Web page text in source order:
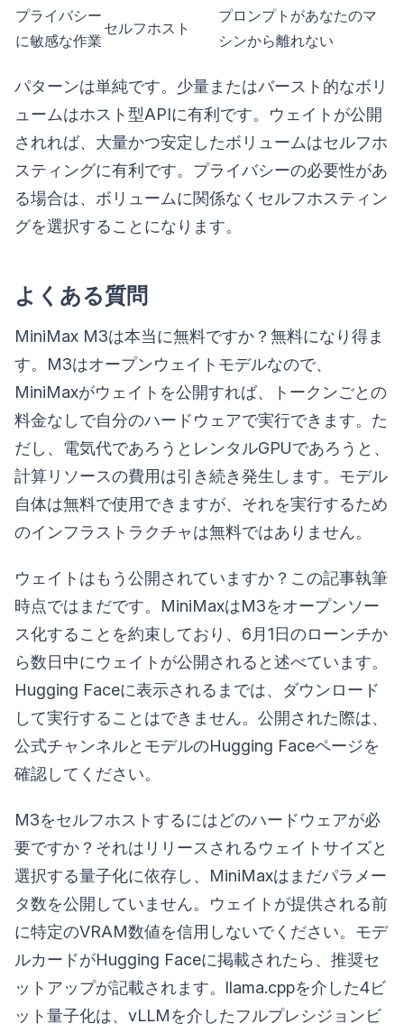
プライバシー
に敏感な作業
セルフホスト
プロンプトがあなたのマ
シンから離れない
パターンは単純です。少量またはバースト的なボリ
ュームはホスト型APIに有利です。ウェイトが公開
されれば、大量かつ安定したボリュームはセルフホ
スティングに有利です。プライバシーの必要性があ
る場合は、ボリュームに関係なくセルフホスティン
グを選択することになります。
よくある質問
MiniMax M3は本当に無料ですか？無料になり得ま
す。M3はオープンウェイトモデルなので、
MiniMaxがウェイトを公開すれば、トークンごとの
料金なしで自分のハードウェアで実行できます。た
だし、電気代であろうとレンタルGPUであろうと、
計算リソースの費用は引き続き発生します。モデル
自体は無料で使用できますが、それを実行するため
のインフラストラクチャは無料ではありません。
ウェイトはもう公開されていますか？この記事執筆
時点ではまだです。MiniMaxはM3をオープンソー
ス化することを約束しており、6月1日のローンチか
ら数日中にウェイトが公開されると述べています。
Hugging Faceに表示されるまでは、ダウンロード
して実行することはできません。公開された際は、
公式チャンネルとモデルのHugging Faceページを
確認してください。
M3をセルフホストするにはどのハードウェアが必
要ですか？それはリリースされるウェイトサイズと
選択する量子化に依存し、MiniMaxはまだパラメー
タ数を公開していません。ウェイトが提供される前
に特定のVRAM数値を信用しないでください。モデ
ルカードがHugging Faceに掲載されたら、推奨セ
ットアップが記載されます。llama.cppを介した4ビ
ット量子化は、vLLMを介したフルプレシジョンビ